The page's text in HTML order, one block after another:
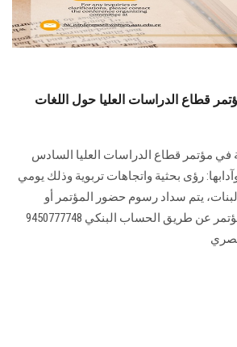
قطاع الدراسات العليا حول اللغات
في مؤتمر قطاع الدراسات العليا السادس
رؤى بحثية واتجاهات تربوية وذلك يومي
2025 بكلية البنات، يتم سداد رسوم حضور المؤتمر أو
المشاركة ببحث في المؤتمر عن طريق الحساب البنكي 9450777748